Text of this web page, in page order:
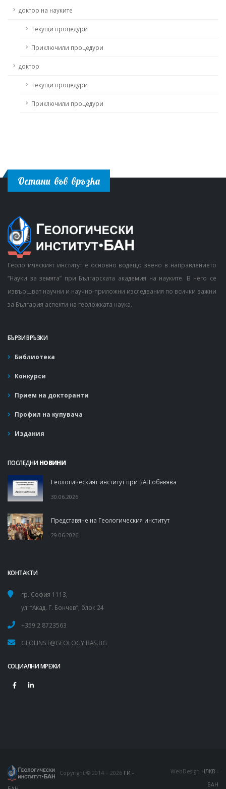
доктор на науките
Текущи процедури
Приключили процедури
доктор
Текущи процедури
Приключили процедури
Остани във връзка
Геологическият институт е основно водещо звено в направлението
“Науки за земята” при Българската академия на науките. В него се
извършват научни и научно-приложни изследвания по всички важни
за България аспекти на геоложката наука.
БЪРЗИ ВРЪЗКИ
Библиотека
Конкурси
Прием на докторанти
Профил на купувача
Издания
ПОСЛЕДНИ НОВИНИ
Геологическият институт при БАН обявява
30.06.2026
Представяне на Геологическия институт
29.06.2026
КОНТАКТИ
гр. София 1113,
ул. “Акад. Г. Бончев”, блок 24
+359 2 8723563
GEOLINST@GEOLOGY.BAS.BG
СОЦИАЛНИ МРЕЖИ
Copyright © 2014 ÷ 2026 ГИ - WebDesign НЛКВ -
БАН